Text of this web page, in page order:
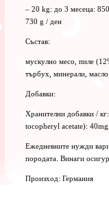
– 20 kg: до 3 месеца:
730 g / ден
Състав:
мускулно месо, пиле
търбух, минерали,
Добавки:
Хранителни добавки /
tocopheryl acetate):
Ежедневните нужди
породата. Винаги
Произход: Германия